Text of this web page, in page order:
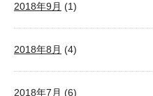
2018年9月 (1)
2018年8月 (4)
2018年7月 (6)